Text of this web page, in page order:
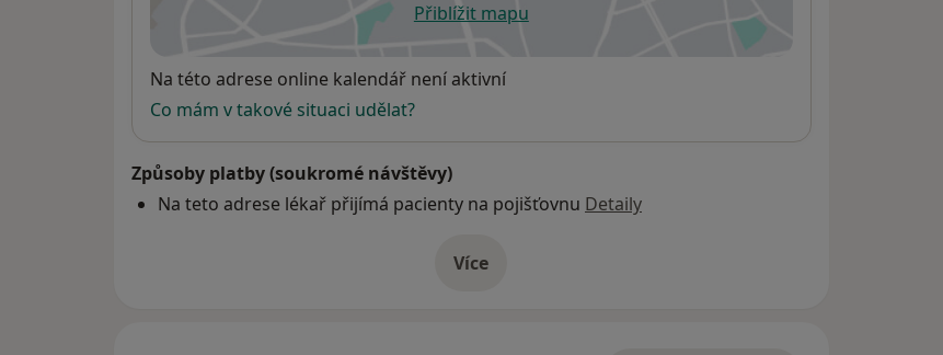
Přiblížit mapuse otevře v nové záložce
Dostupnost
Na této adrese online kalendář není aktivní
Co mám v takové situaci udělat?
Způsoby platby (soukromé návštěvy)
Na teto adrese lékař přijímá pacienty na pojišťovnu Detaily
Víceo adrese